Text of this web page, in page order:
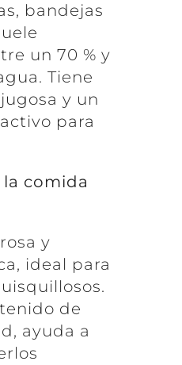
bandejas
un 70 % y
Tiene
y un
para
comida
y
ideal para
de
ayuda a